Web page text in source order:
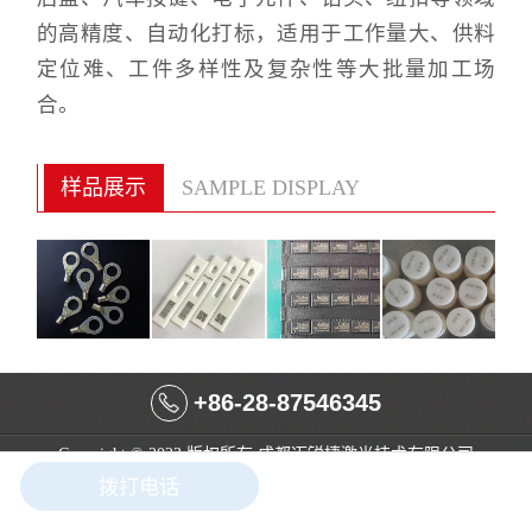
的高精度、自动化打标，适用于工作量大、供料
定位难、工件多样性及复杂性等大批量加工场
合。
样品展示 SAMPLE DISPLAY
+86-28-87546345
Copyright © 2023 版权所有 成都迈锐捷激光技术有限公司
蜀ICP备18008184号-1
成都网站建设
拨打电话